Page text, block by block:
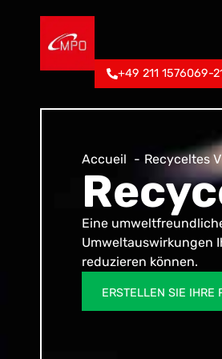
+49 211 1576069-
Accueil Recyceltes
Eine
Umweltauswirkungen
reduzieren können.
ERSTELLEN SIE IHRE